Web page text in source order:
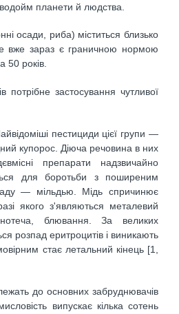
планети й людства.
осади, риба) міститься близько
вже зараз є граничною нормою
50 років.
потрібне застосування чутливої
пестициди цієї групи —
купорос. Діюча речовина в них
препарати надзвичайно
для боротьби з поширеним
— мільдью. Мідь спричинює
якого з'являються металевий
блювання. За великих
розпад еритроцитів і виникають
стає летальний кінець [1,
до основних забруднювачів
випускає кілька сотень